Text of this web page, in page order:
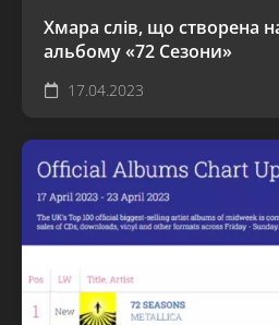
Хмара слів, що створена
альбому «72 Сезони»
17.04.2023